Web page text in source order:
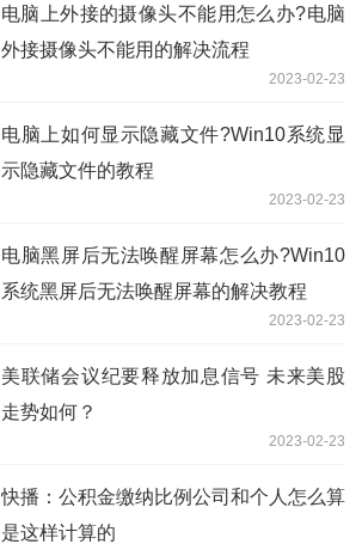
电脑上外接的摄像头不能用怎么办?电脑
外接摄像头不能用的解决流程
2023-02-23
电脑上如何显示隐藏文件?Win10系统显
示隐藏文件的教程
2023-02-23
电脑黑屏后无法唤醒屏幕怎么办?Win10
系统黑屏后无法唤醒屏幕的解决教程
2023-02-23
美联储会议纪要释放加息信号 未来美股
走势如何？
2023-02-23
快播：公积金缴纳比例公司和个人怎么算
是这样计算的